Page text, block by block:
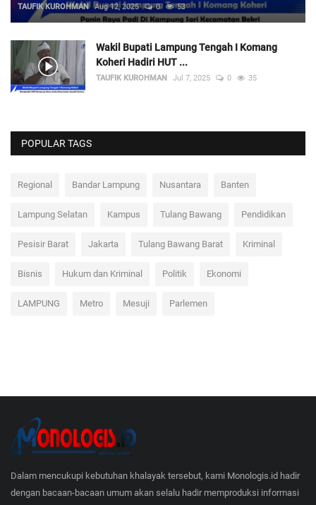
TAUFIK KUROHMAN Aug 12, 2025 0 53
Wakil Bupati Lampung Tengah I Komang
Koheri Hadiri HUT ...
TAUFIK KUROHMAN Jul 7, 2025 0 35
POPULAR TAGS
Regional Bandar Lampung Nusantara Banten
Lampung Selatan Kampus Tulang Bawang Pendidikan
Pesisir Barat Jakarta Tulang Bawang Barat Kriminal
Bisnis Hukum dan Kriminal Politik Ekonomi
LAMPUNG Metro Mesuji Parlemen
Dalam mencukupi kebutuhan khalayak tersebut, kami Monologis.id hadir
dengan bacaan-bacaan umum akan selalu hadir memproduksi informasi